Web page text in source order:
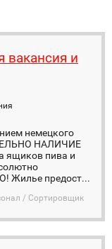
вакансия и
немецкого
НАЛИЧИЕ
ящиков пива и
Жилье предост...
/ Сортировщик